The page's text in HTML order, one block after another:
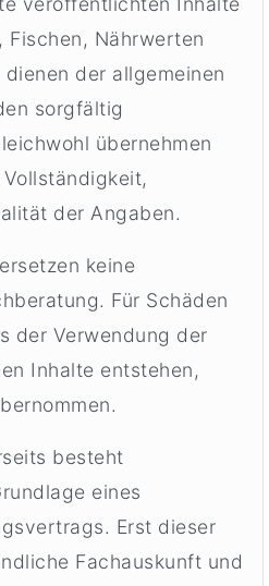
Fischen, Nährwerten
der allgemeinen
sorgfältig
übernehmen
der Angaben.
keine
Für Schäden
der Verwendung der
Inhalte entstehen,
besteht
eines
Erst dieser
Fachauskunft und